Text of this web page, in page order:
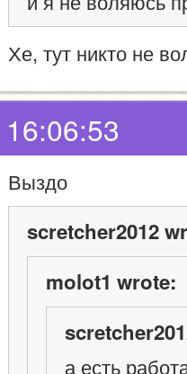
Хе, тут никто не
Выздо
scretcher2012
molot1 wrote:
а есть